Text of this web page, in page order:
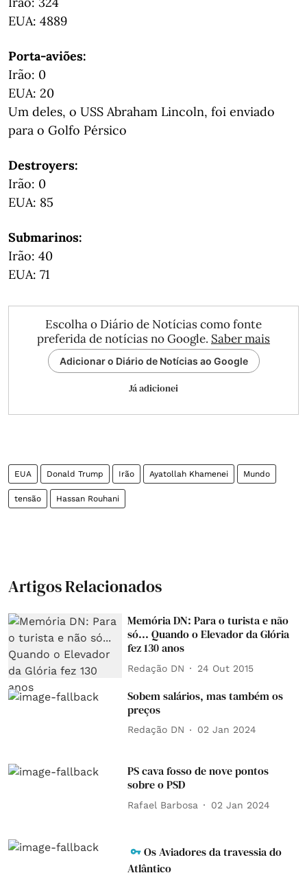
EUA: 4889
Porta-aviões:
Irão: 0
EUA: 20
Um deles, o USS Abraham Lincoln, foi enviado
para o Golfo Pérsico
Destroyers:
Irão: 0
EUA: 85
Submarinos:
Irão: 40
EUA: 71
Escolha o Diário de Notícias como fonte
preferida de notícias no Google. Saber mais
Adicionar o Diário de Notícias ao Google
Já adicionei
EUA Donald Trump Irão Ayatollah Khamenei Mundo
tensão Hassan Rouhani
Artigos Relacionados
Memória DN: Para o turista e não
só... Quando o Elevador da Glória
fez 130 anos
Redação DN 24 Out 2015
Sobem salários, mas também os
preços
Redação DN 02 Jan 2024
PS cava fosso de nove pontos
sobre o PSD
Rafael Barbosa 02 Jan 2024
Os Aviadores da travessia do
Atlântico